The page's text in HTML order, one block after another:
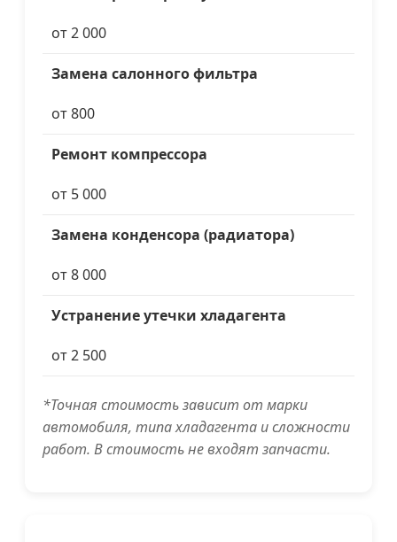
от 2 000
Замена салонного фильтра
от 800
Ремонт компрессора
от 5 000
Замена конденсора (радиатора)
от 8 000
Устранение утечки хладагента
от 2 500
*Точная стоимость зависит от марки
автомобиля, типа хладагента и сложности
работ. В стоимость не входят запчасти.